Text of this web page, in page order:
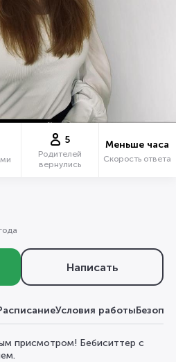
5
Родителей
вернулись
Меньше часа
Скорость ответа
Написать
Условия работы
присмотром! Бебиситтер с